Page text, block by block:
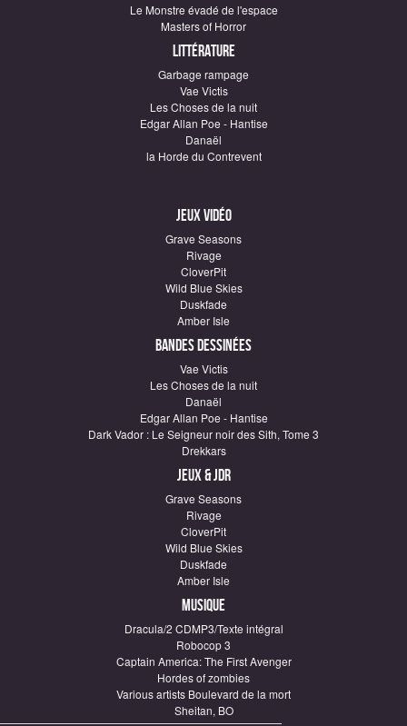
Le Monstre évadé de l'espace
Masters of Horror
Littérature
Garbage rampage
Vae Victis
Les Choses de la nuit
Edgar Allan Poe - Hantise
Danaël
la Horde du Contrevent
Jeux vidéo
Grave Seasons
Rivage
CloverPit
Wild Blue Skies
Duskfade
Amber Isle
Bandes dessinées
Vae Victis
Les Choses de la nuit
Danaël
Edgar Allan Poe - Hantise
Dark Vador : Le Seigneur noir des Sith, Tome 3
Drekkars
Jeux & JDR
Grave Seasons
Rivage
CloverPit
Wild Blue Skies
Duskfade
Amber Isle
Musique
Dracula/2 CDMP3/Texte intégral
Robocop 3
Captain America: The First Avenger
Hordes of zombies
Various artists Boulevard de la mort
Sheitan, BO